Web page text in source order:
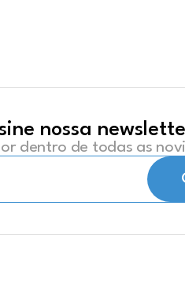
nossa
dentro de todas as